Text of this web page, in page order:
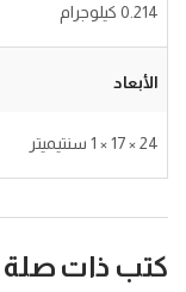
0.214 كيلوجرام
الأبعاد
24 × 17 × 1 سنتيميتر
كتب ذات صلة